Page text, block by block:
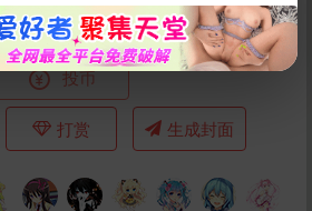
立刻支付
点赞
投币
打赏 生成封面